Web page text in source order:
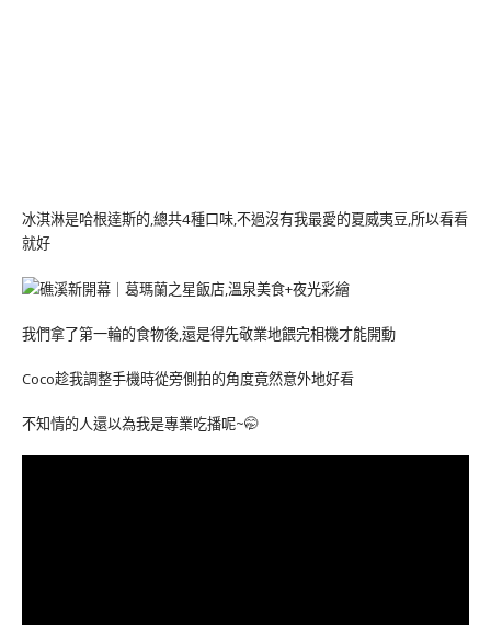
冰淇淋是哈根達斯的,總共4種口味,不過沒有我最愛的夏威夷豆,所以看看
就好
我們拿了第一輪的食物後,還是得先敬業地餵完相機才能開動
Coco趁我調整手機時從旁側拍的角度竟然意外地好看
不知情的人還以為我是專業吃播呢~🤭